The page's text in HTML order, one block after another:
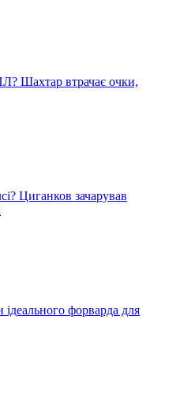
Шахтар втрачає очки,
Циганков зачарував
ідеального форварда для